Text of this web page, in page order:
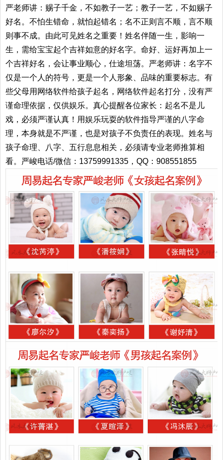
严老师讲：赐子千金，不如教子一艺；教子一艺，不如赐子
好名。不怕生错命，就怕起错名；名不正则言不顺，言不顺
则事不成。由此可见姓名之重要！姓名伴随一生，影响一
生，需给宝宝起个吉祥如意的好名字。命好、运好再加上一
个吉祥好名，会让事业顺心，仕途坦荡。严老师讲：名字不
仅是一个人的符号，更是一个人形象、品味的重要标志。有
些父母用网络软件给孩子起名，网络软件起名打分，没有严
谨命理依据，仅供娱乐。真心提醒各位家长：起名不是儿
戏，必须严谨认真！用娱乐玩耍的软件指导严谨的八字命
理，本身就是不严谨，也是对孩子不负责任的表现。姓名与
孩子命理、八字、五行息息相关，必须请专业老师推算相
看。严峻电话/微信：13759991335，QQ：908551855